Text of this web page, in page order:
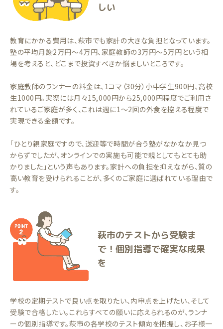
しい
教育にかかる費用は、萩市でも家計の大きな負担となっています。
塾の平均月謝2万円〜4万円、家庭教師の3万円〜5万円という相
場を考えると、どこまで投資すべきか悩ましいところです。
家庭教師のランナーの料金は、1コマ（30分）小中学生900円、高校
生1000円。実際には月々15,000円から25,000円程度でご利用さ
れているご家庭が多く、これは週に1〜2回の外食を控える程度で
実現できる金額です。
「ひとり親家庭ですので、送迎等で時間が合う塾がなかなか見つ
からずでしたが、オンラインでの実施も可能で親としてもとても助
かりました」という声もあります。家計への負担を抑えながら、質の
高い教育を受けられることが、多くのご家庭に選ばれている理由で
す。
萩市のテストから受験ま
で！個別指導で確実な成果
を
学校の定期テストで良い点を取りたい、内申点を上げたい、そして
受験で合格したい。これらすべての願いに応えられるのが、ランナ
ーの個別指導です。萩市の各学校のテスト傾向を把握し、お子様一